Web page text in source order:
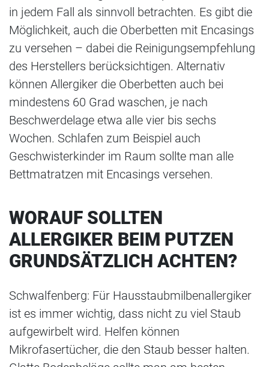
in jedem Fall als sinnvoll betrachten. Es gibt die
Möglichkeit, auch die Oberbetten mit Encasings
zu versehen – dabei die Reinigungsempfehlung
des Herstellers berücksichtigen. Alternativ
können Allergiker die Oberbetten auch bei
mindestens 60 Grad waschen, je nach
Beschwerdelage etwa alle vier bis sechs
Wochen. Schlafen zum Beispiel auch
Geschwisterkinder im Raum sollte man alle
Bettmatratzen mit Encasings versehen.
WORAUF SOLLTEN
ALLERGIKER BEIM PUTZEN
GRUNDSÄTZLICH ACHTEN?
Schwalfenberg: Für Hausstaubmilbenallergiker
ist es immer wichtig, dass nicht zu viel Staub
aufgewirbelt wird. Helfen können
Mikrofasertücher, die den Staub besser halten.